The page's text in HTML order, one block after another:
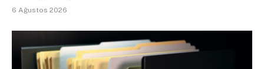
6 Ağustos 2026